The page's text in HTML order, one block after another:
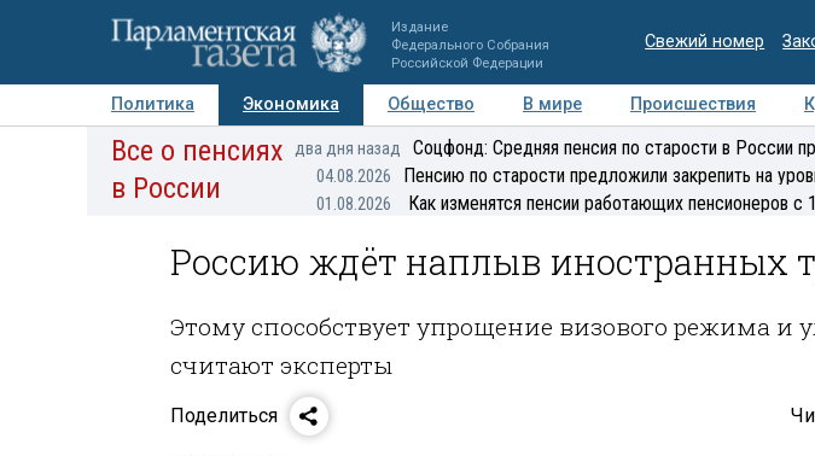
Издание
Федерального Собрания
Российской Федерации
Свежий номер
Политика Экономика Общество В мире Происшествия
Авторы Персоны Мнения Регионы Медиацентр Интервью
Все о пенсиях
в России
два дня назад Соцфонд: Средняя пенсия по старости в России
04.08.2026 Пенсию по старости предложили закрепить на
01.08.2026 Как изменятся пенсии работающих пенсионеров с
Россию ждёт наплыв иностранных
Этому способствует упрощение визового режима и
считают эксперты
Поделиться